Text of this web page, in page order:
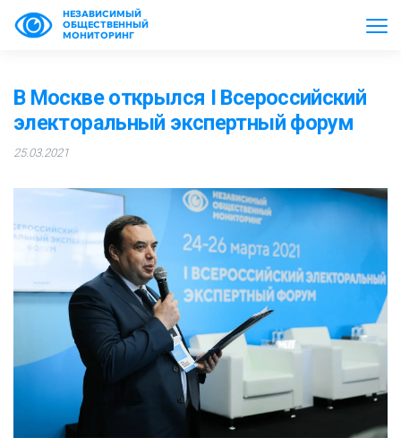
НЕЗАВИСИМЫЙ
ОБЩЕСТВЕННЫЙ
МОНИТОРИНГ
В Москве открылся I Всероссийский
электоральный экспертный форум
25.03.2021